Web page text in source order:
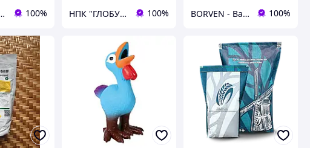
товаров для дома и отдыха 100% НПК "ГЛОБУС" 100% BORVEN - Ваш надежный поставщик техники, оборудования и инструмента 100%